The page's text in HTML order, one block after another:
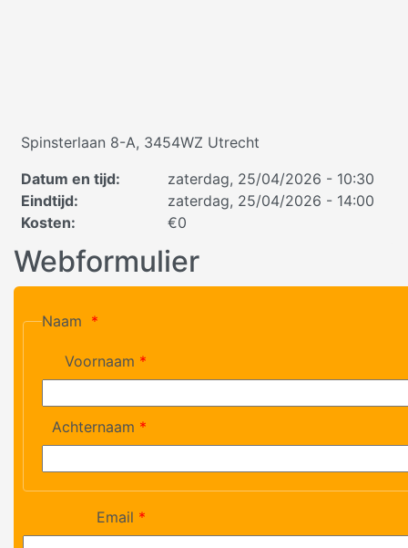
Spinsterlaan 8-A, 3454WZ Utrecht
Datum en tijd:
zaterdag, 25/04/2026 - 10:30
Eindtijd:
zaterdag, 25/04/2026 - 14:00
Kosten: €0
Webformulier
Naam
Voornaam
Achternaam
Email